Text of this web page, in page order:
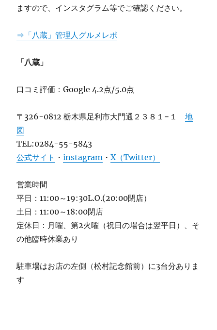
ますので、インスタグラム等でご確認ください。
⇒「八蔵」管理人グルメレポ
「八蔵」
口コミ評価：Google 4.2点/5.0点
〒326-0812 栃木県足利市大門通２３８１−１地
図
TEL:0284-55-5843
公式サイト ・instagram ・X（Twitter）
営業時間
平日：11:00～19:30L.O.(20:00閉店）
土日：11:00～18:00閉店
定休日：月曜、第2火曜（祝日の場合は翌平日）、そ
の他臨時休業あり
駐車場はお店の左側（松村記念館前）に3台分ありま
す